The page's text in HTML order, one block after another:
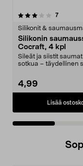
7arvostelut
Silikonit &
Silikonin
Cocraft, 4 kpl
Sileät ja siistit
sotkua – täydellinen
4,99
Lisää
4.5 viidestä